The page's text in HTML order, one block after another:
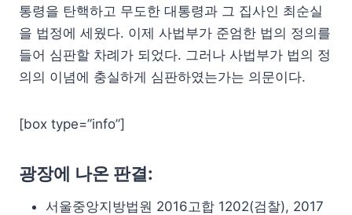
통령을 탄핵하고 무도한 대통령과 그 집사인 최순실
을 법정에 세웠다. 이제 사법부가 준엄한 법의 정의를
들어 심판할 차례가 되었다. 그러나 사법부가 법의 정
의의 이념에 충실하게 심판하였는가는 의문이다.
[box type=”info”]
광장에 나온 판결:
서울중앙지방법원 2016고합 1202(검찰), 2017